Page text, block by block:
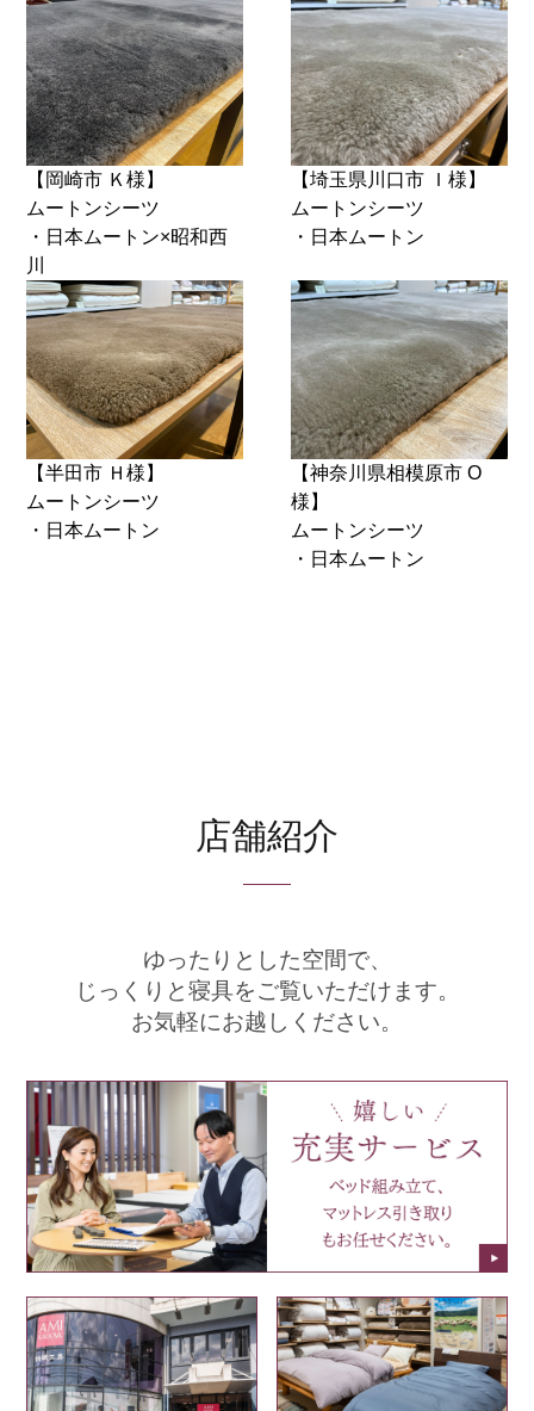
【岡崎市 Ｋ様】
ムートンシーツ
・日本ムートン×昭和西
川
【埼玉県川口市 Ｉ様】
ムートンシーツ
・日本ムートン
【半田市 Ｈ様】
ムートンシーツ
・日本ムートン
【神奈川県相模原市 O
様】
ムートンシーツ
・日本ムートン
店舗紹介
ゆったりとした空間で、
じっくりと寝具をご覧いただけます。
お気軽にお越しください。